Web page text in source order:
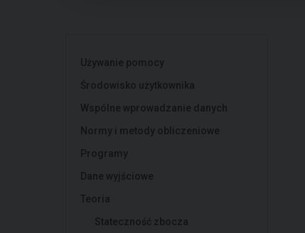
Używanie pomocy
Środowisko użytkownika
Wspólne wprowadzanie danych
Normy i metody obliczeniowe
Programy
Dane wyjściowe
Teoria
Stateczność zbocza